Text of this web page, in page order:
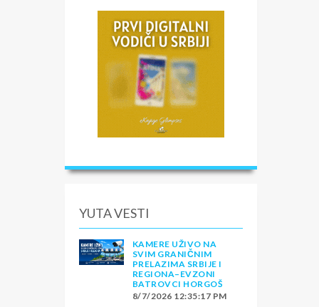
YUTA VESTI
KAMERE UŽIVO NA
SVIM GRANIČNIM
PRELAZIMA SRBIJE I
REGIONA–EVZONI
BATROVCI HORGOŠ
8/7/2026 12:35:17 PM